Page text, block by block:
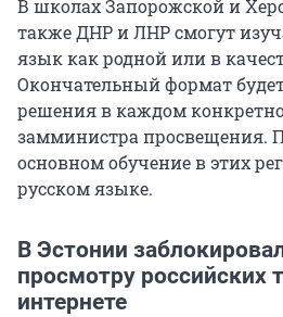
В школах Запорожской и
также ДНР и ЛНР смогут
язык как родной или в
Окончательный формат
решения в каждом
замминистра просвещения.
основном обучение в этих
русском языке.
В Эстонии
просмотру российских
интернете